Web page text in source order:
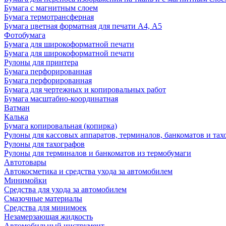
Бумага с магнитным слоем
Бумага термотрансферная
Бумага цветная форматная для печати А4, А5
Фотобумага
Бумага для широкоформатной печати
Бумага для широкоформатной печати
Рулоны для принтера
Бумага перфорированная
Бумага перфорированная
Бумага для чертежных и копировальных работ
Бумага масштабно-координатная
Ватман
Калька
Бумага копировальная (копирка)
Рулоны для кассовых аппаратов, терминалов, банкоматов и
Рулоны для тахографов
Рулоны для терминалов и банкоматов из термобумаги
Автотовары
Автокосметика и средства ухода за автомобилем
Минимойки
Средства для ухода за автомобилем
Смазочные материалы
Средства для минимоек
Незамерзающая жидкость